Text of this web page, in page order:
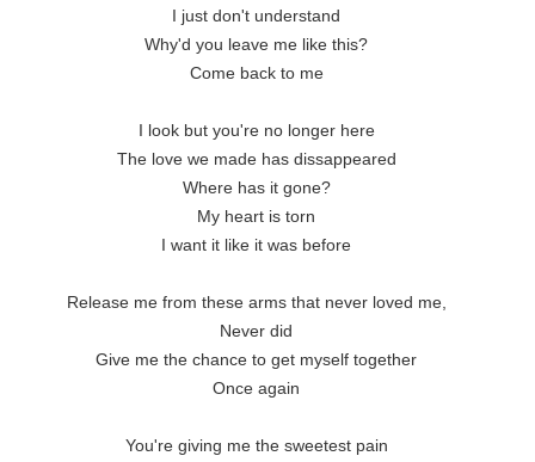
I just don't understand
Why'd you leave me like this?
Come back to me
I look but you're no longer here
The love we made has dissappeared
Where has it gone?
My heart is torn
I want it like it was before
Release me from these arms that never loved me,
Never did
Give me the chance to get myself together
Once again
You're giving me the sweetest pain